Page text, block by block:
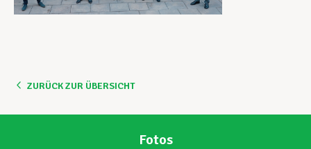
ZURÜCK ZUR ÜBERSICHT
Fotos